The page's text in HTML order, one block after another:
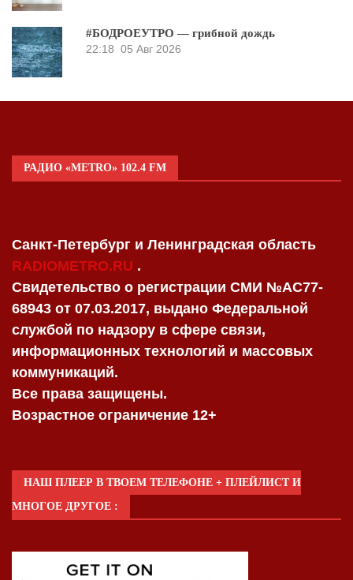
#БОДРОЕУТРО — грибной дождь
22:18 05 Авг 2026
РАДИО «METRO» 102.4 FM
Санкт-Петербург и Ленинградская область
RADIOMETRO.RU .
Свидетельство о регистрации СМИ №AC77-
68943 от 07.03.2017, выдано Федеральной
службой по надзору в сфере связи,
информационных технологий и массовых
коммуникаций.
Все права защищены.
Возрастное ограничение 12+
НАШ ПЛЕЕР В ТВОЕМ ТЕЛЕФОНЕ + ПЛЕЙЛИСТ И
МНОГОЕ ДРУГОЕ :